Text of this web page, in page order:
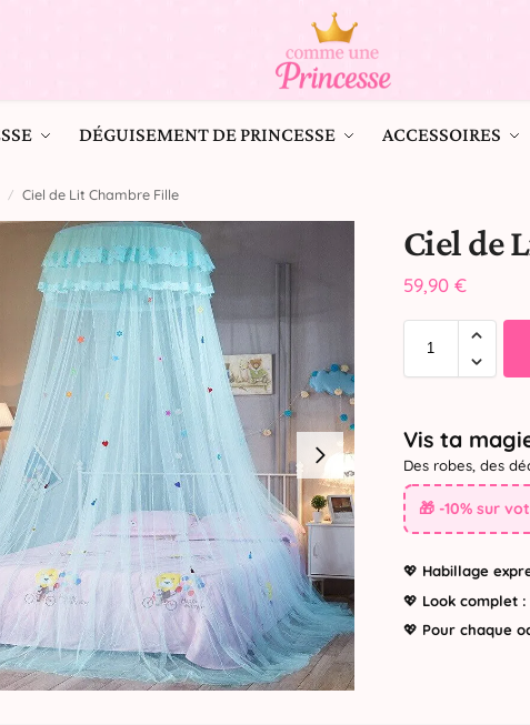
DÉGUISEMENT DE PRINCESSE ACCESSOIRES
/ Ciel de Lit Chambre Fille
Ciel de
59,90 €
Vis ta
Des robes, des
🎁 -10% sur
💖 Habillage
💖 Look complet :
💖 Pour chaque